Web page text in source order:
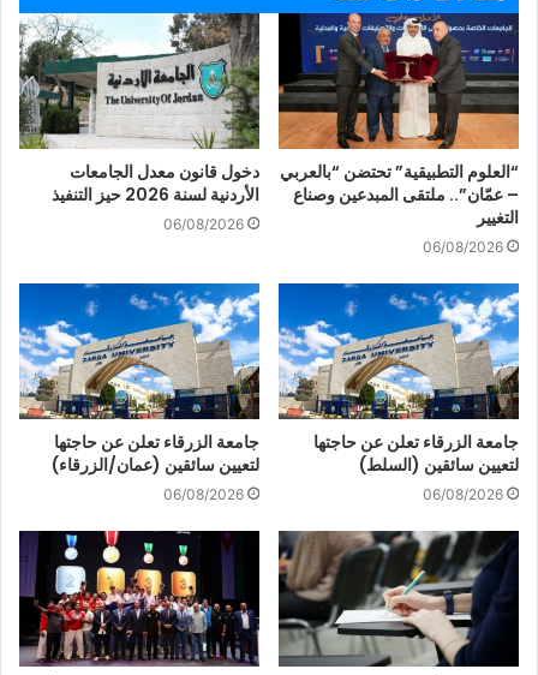
“العلوم التطبيقية” تحتضن “بالعربي
– عمّان”.. ملتقى المبدعين وصناع
التغيير
06/08/2026
دخول قانون معدل الجامعات
الأردنية لسنة 2026 حيز التنفيذ
06/08/2026
جامعة الزرقاء تعلن عن حاجتها
لتعيين سائقين (السلط)
06/08/2026
جامعة الزرقاء تعلن عن حاجتها
لتعيين سائقين (عمان/الزرقاء)
06/08/2026